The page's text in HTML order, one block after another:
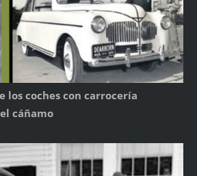
los coches con carrocería
cáñamo